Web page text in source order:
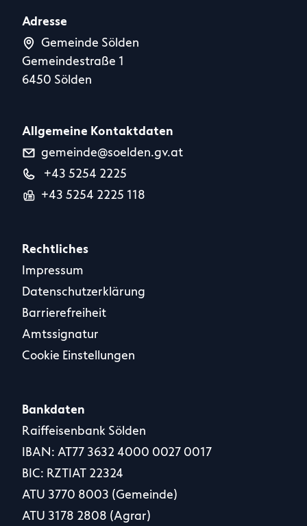
Adresse
Gemeinde Sölden
Gemeindestraße 1
6450 Sölden
Allgemeine Kontaktdaten
gemeinde@soelden.gv.at
+43 5254 2225
+43 5254 2225 118
Rechtliches
Impressum
Datenschutzerklärung
Barrierefreiheit
Amtssignatur
Cookie Einstellungen
Bankdaten
Raiffeisenbank Sölden
IBAN: AT77 3632 4000 0027 0017
BIC: RZTIAT 22324
ATU 3770 8003 (Gemeinde)
ATU 3178 2808 (Agrar)